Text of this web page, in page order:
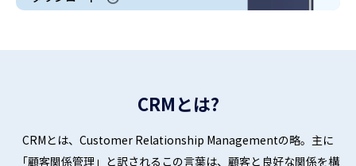
CRMとは?
CRMとは、Customer Relationship Managementの略。主に
「顧客関係管理」と訳されるこの言葉は、顧客と良好な関係を構